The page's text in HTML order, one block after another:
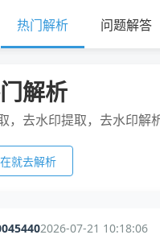
热门解析 问题解答
解析
去水印提取，去水印解
就去解析
2026-07-21 10:18:06